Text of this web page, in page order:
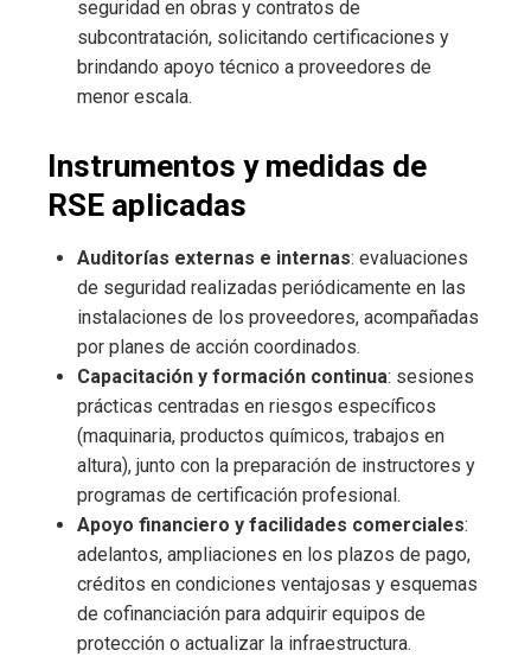
seguridad en obras y contratos de
subcontratación, solicitando certificaciones y
brindando apoyo técnico a proveedores de
menor escala.
Instrumentos y medidas de
RSE aplicadas
Auditorías externas e internas: evaluaciones
de seguridad realizadas periódicamente en las
instalaciones de los proveedores, acompañadas
por planes de acción coordinados.
Capacitación y formación continua: sesiones
prácticas centradas en riesgos específicos
(maquinaria, productos químicos, trabajos en
altura), junto con la preparación de instructores y
programas de certificación profesional.
Apoyo financiero y facilidades comerciales:
adelantos, ampliaciones en los plazos de pago,
créditos en condiciones ventajosas y esquemas
de cofinanciación para adquirir equipos de
protección o actualizar la infraestructura.